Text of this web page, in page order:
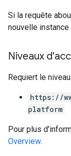
Si la requête
nouvelle instance
Niveaux
Requiert le
https://
platform
Pour plus
Overview.